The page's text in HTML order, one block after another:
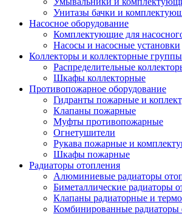
Унитазы бачки и
Насосное оборудование
Комплектующие для
Насосы и насосные установки
Коллекторы и коллекторные группы
Распределительные
Шкафы коллекторные
Противопожарное оборудование
Гидранты пожарные и
Клапаны пожарные
Муфты противопожарные
Огнетушители
Рукава пожарные и
Шкафы пожарные
Радиаторы отопления
Алюминиевые радиаторы
Биметаллические радиаторы
Клапаны радиаторные и
Комбинированные радиаторы